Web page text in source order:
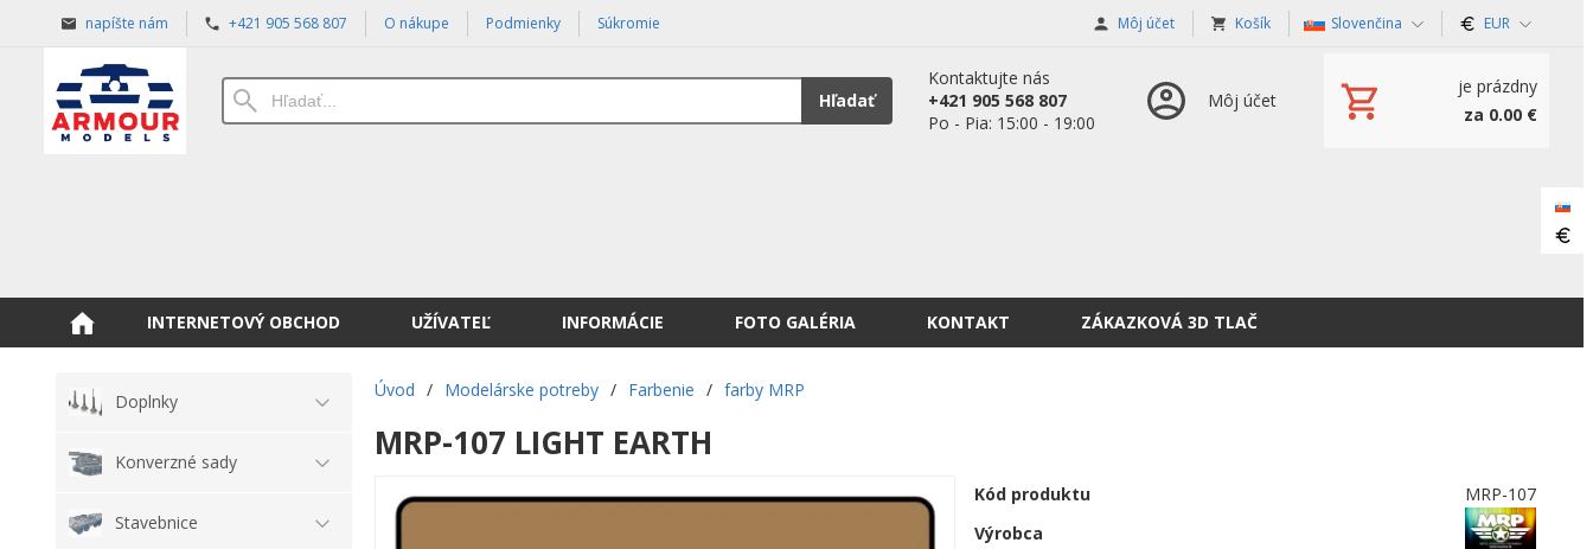
napíšte nám +421 905 568 807 O nákupe Podmienky Súkromie Môj účet Košík Slovenčina EUR
Hľadať
Kontaktujte nás
+421 905 568 807
Po - Pia: 15:00 - 19:00
Môj účet
je prázdny
za 0.00 €
INTERNETOVÝ OBCHOD UŽÍVATEĽ INFORMÁCIE FOTO GALÉRIA KONTAKT ZÁKAZKOVÁ 3D TLAČ
Doplnky
Konverzné sady
Stavebnice
Úvod / Modelárske potreby / Farbenie / farby MRP
MRP-107 LIGHT EARTH
Kód produktu
MRP-107
Výrobca